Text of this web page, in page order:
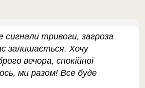
сигнали тривоги, загроза
залишається. Хочу
вечора, спокійної
ми разом! Все буде